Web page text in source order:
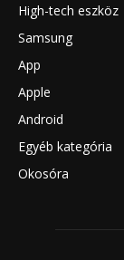
High-tech eszköz
Samsung
App
Apple
Android
Egyéb kategória
Okosóra